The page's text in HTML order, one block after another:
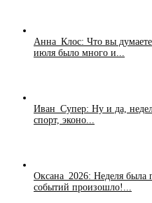
Анна_Клос: Что вы
июля было много и...
Иван_Супер: Ну и да,
спорт, эконо...
Оксана_2026: Неделя была
событий произошло!...